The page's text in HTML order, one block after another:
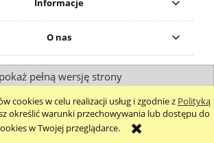
cookies w celu realizacji usług i zgodnie z Polityką
określić warunki przechowywania lub dostępu do
w Twojej przeglądarce.
Informacje
O nas
pokaż pełną wersję strony
Sklep internetowy Shoper.pl